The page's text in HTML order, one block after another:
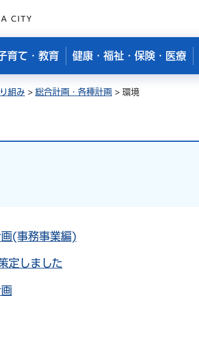
育て・教育 健康・福祉・保険・医療
組み > 総合計画・各種計画 > 環境
(事務事業編)
定しました